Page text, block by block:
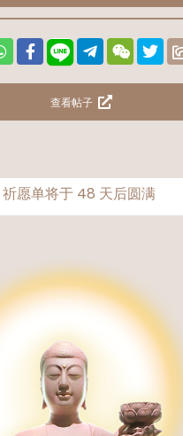
查看帖子
祈愿单将于 48 天后圆满